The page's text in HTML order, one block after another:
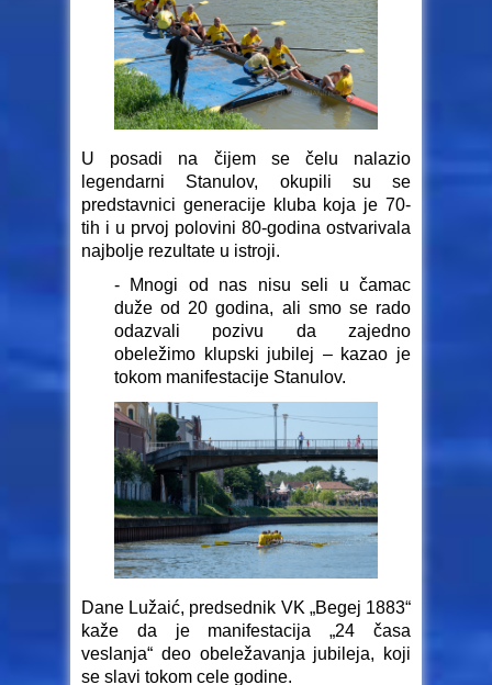
U posadi na čijem se čelu nalazio
legendarni Stanulov, okupili su se
predstavnici generacije kluba koja je 70-
tih i u prvoj polovini 80-godina ostvarivala
najbolje rezultate u istroji.
- Mnogi od nas nisu seli u čamac
duže od 20 godina, ali smo se rado
odazvali pozivu da zajedno
obeležimo klupski jubilej – kazao je
tokom manifestacije Stanulov.
Dane Lužaić, predsednik VK „Begej 1883“
kaže da je manifestacija „24 časa
veslanja“ deo obeležavanja jubileja, koji
se slavi tokom cele godine.